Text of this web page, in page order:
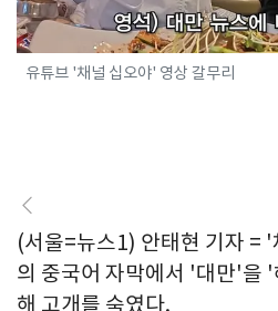
유튜브 '채널 십오야' 영상 갈무리
(서울=뉴스1) 안태현 기자 =
의 중국어 자막에서 '대만'을
해 고개를 숙였다.